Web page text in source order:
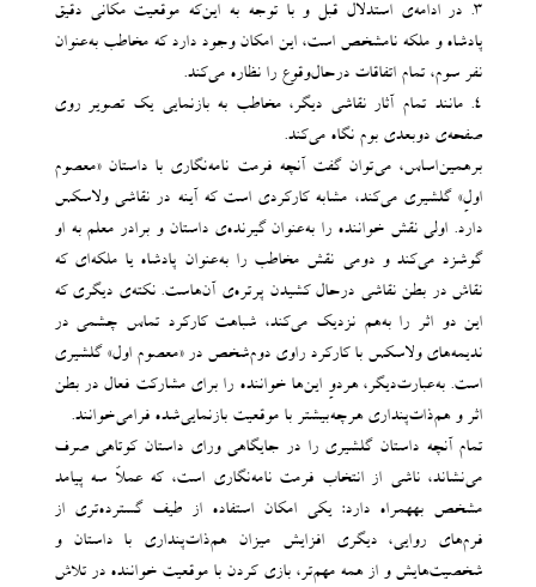
۳. در ادامه‌ی استدلال قبل و با توجه به این‌که موقعیت مکانی دقیق
پادشاه و ملکه نامشخص است، این امکان وجود دارد که مخاطب به‌عنوان
نفر سوم، تمام اتفاقات درحال‌وقوع را نظاره می‌کند.
۴. مانند تمام آثار نقاشی دیگر، مخاطب به بازنمایی یک تصویر روی
صفحه‌ی دوبعدی بوم نگاه می‌کند.
برهمین‌اساس، می‌توان گفت آنچه فرمت نامه‌نگاری با داستان «معصوم
اولِ» گلشیری می‌کند، مشابه کارکردی است که آینه‌ در نقاشی ولاسکس
دارد. اولی نقش خواننده را به‌عنوان گیرنده‌ی داستان و برادر معلم به او
گوشزد می‌کند و دومی نقش مخاطب را به‌عنوان پادشاه یا ملکه‌ای که
نقاش در بطن نقاشی درحال کشیدن پرتره‌‌‌ی آن‌هاست. نکته‌ی دیگری که
این دو اثر را به‌هم نزدیک می‌کند، شباهت کارکرد تماس چشمی در
ندیمه‌های ولاسکس با کارکرد راوی دوم‌شخص در «معصوم اول» گلشیری
است. به‌عبارت‌دیگر، هردوِ این‌ها خواننده را برای مشارکت فعال در بطن
اثر و هم‌ذات‌پنداری هرچه‌بیشتر با موقعیت بازنمایی‌شده فرامی‌خوانند.
تمام آنچه داستان گلشیری را در جایگاهی ورای داستان کوتاهی صرف
می‌نشاند، ناشی از انتخاب فرمت نامه‌نگاری‌ است، که عملاً سه پیامد
مشخص بههمراه دارد: یکی امکان استفاده از طیف گسترده‌تری از
فرم‌های روایی، دیگری افزایش میزان هم‌ذات‌پنداری با داستان و
شخصیت‌هایش و از همه مهم‌تر، بازی کردن با موقعیت خواننده در تلاش